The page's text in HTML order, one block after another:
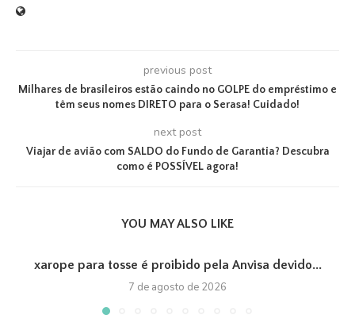
previous post
Milhares de brasileiros estão caindo no GOLPE do empréstimo e
têm seus nomes DIRETO para o Serasa! Cuidado!
next post
Viajar de avião com SALDO do Fundo de Garantia? Descubra
como é POSSÍVEL agora!
YOU MAY ALSO LIKE
xarope para tosse é proibido pela Anvisa devido...
7 de agosto de 2026